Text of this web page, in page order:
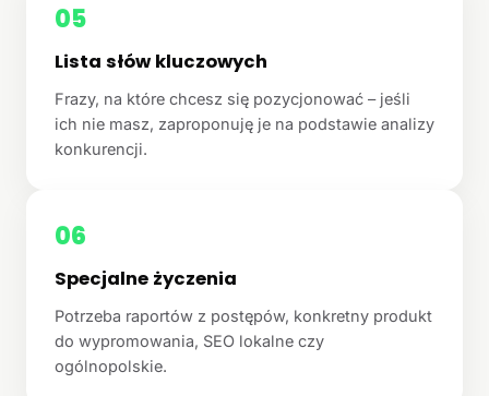
05
Lista słów kluczowych
Frazy, na które chcesz się pozycjonować – jeśli
ich nie masz, zaproponuję je na podstawie analizy
konkurencji.
06
Specjalne życzenia
Potrzeba raportów z postępów, konkretny produkt
do wypromowania, SEO lokalne czy
ogólnopolskie.